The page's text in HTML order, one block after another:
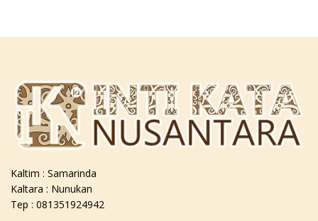
Kaltim : Samarinda
Kaltara : Nunukan
Tep : 081351924942